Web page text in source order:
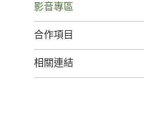
影音專區
合作項目
相關連結